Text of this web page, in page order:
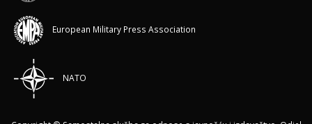
European Military Press Association
NATO